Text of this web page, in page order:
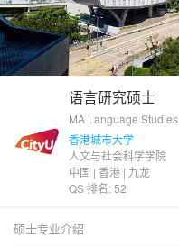
语言研究硕士
MA Language Studies
香港城市大学
人文与社会科学学院
中国 | 香港 | 九龙
QS 排名: 52
硕士专业介绍